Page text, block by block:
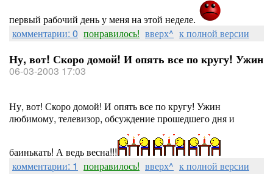
первый рабочий день у меня на этой неделе.
комментарии: 0 понравилось! вверх^ к полной версии
Ну, вот! Скоро домой! И опять все по кругу! Ужин
06-03-2003 17:03
Ну, вот! Скоро домой! И опять все по кругу! Ужин
любимому, телевизор, обсуждение прошедшего дня и
баинькать! А ведь весна!!!
комментарии: 1 понравилось! вверх^ к полной версии